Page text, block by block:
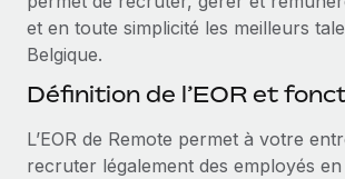
Demandez aux experts
Recevez des conseils d’experts sur
l’international et la conformité
Simplifiez vos processus de
candidats
Remote Build Bientôt disponible
l’IA
ÉTUDES DE CAS
Données sur les salaires et les talents
Centre de ressources
Obtenir de l’aide
Voir toutes les ressources
et en toute simplicité les meilleurs
Belgique.
Définition de l’EOR et
L’EOR de Remote permet à votre
recruter légalement des employés en